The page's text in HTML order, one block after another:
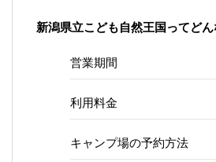
新潟県立こども自然王国ってどん
営業期間
利用料金
キャンプ場の予約方法